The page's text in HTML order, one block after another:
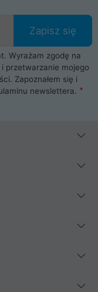
Zapisz się
Wyrażam zgodę na
przetwarzanie mojego
Zapoznałem się i
newslettera.